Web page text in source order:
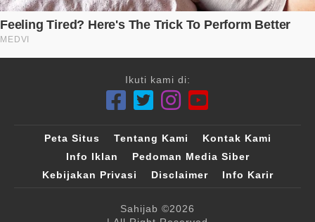
Ikuti kami di:
Peta Situs Tentang Kami
Kontak Kami
Info Iklan
Pedoman Media Siber
Kebijakan Privasi
Disclaimer Info Karir
Sahijab ©2026